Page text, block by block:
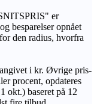
er
besparelser opnået
den radius, hvorfra
i kr. Øvrige pris-
procent, opdateres
okt.) baseret på 12